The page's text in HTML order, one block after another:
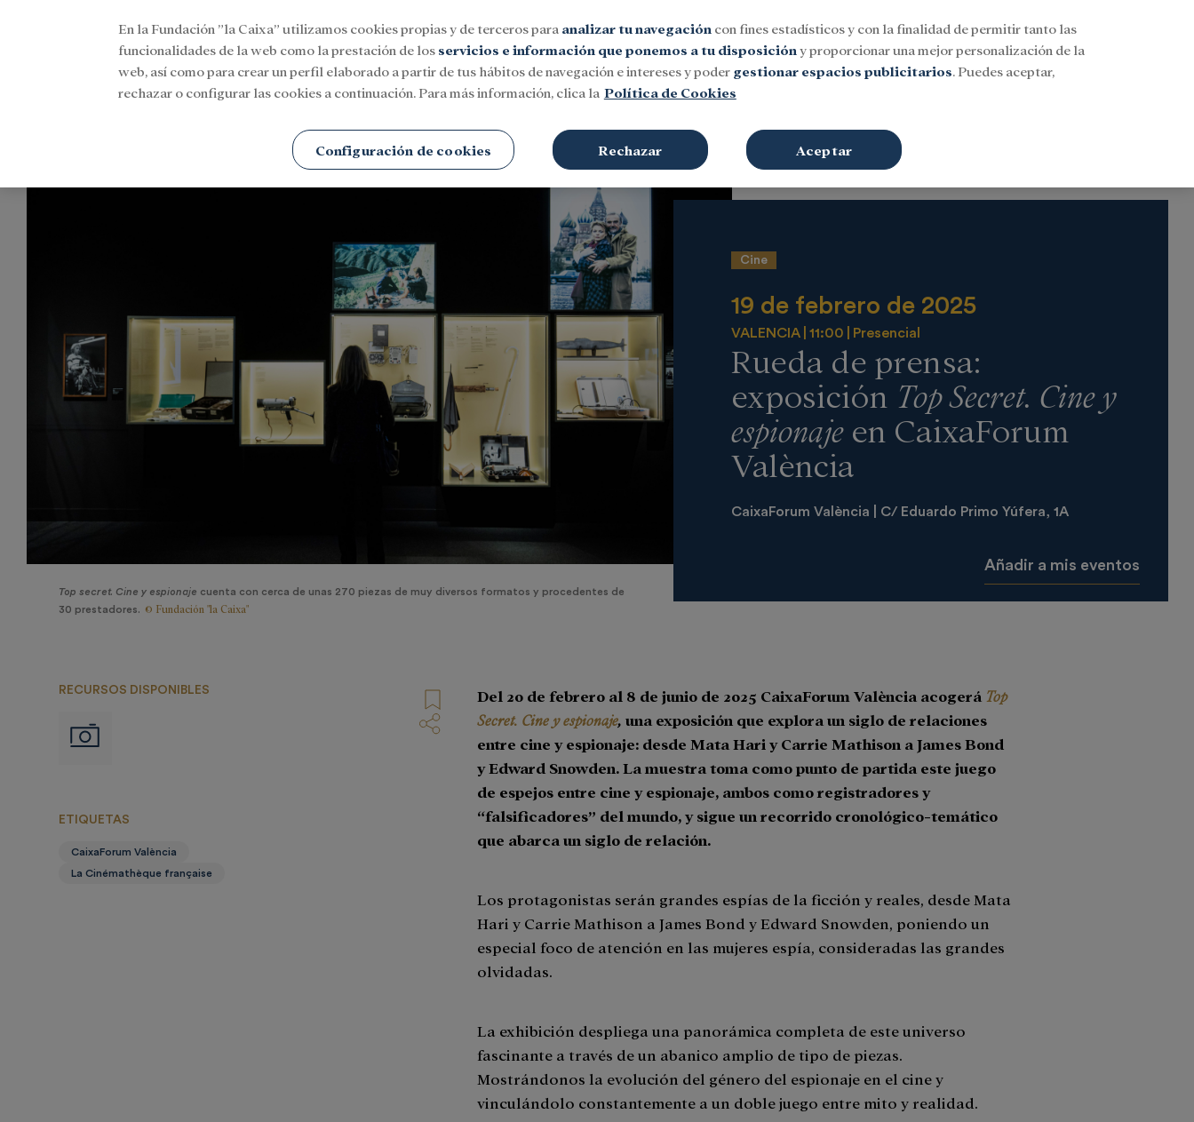
Iniciar sesión Buscar
SocialInvestigación y becasCultura
Top secret. Cine y espionaje cuenta con cerca de unas 270 piezas de muy diversos formatos y procedentes de
30 prestadores. © Fundación "la Caixa"
Cine
19 de febrero de 2025
VALENCIA 11:00 Presencial
Rueda de prensa:
exposición Top Secret. Cine y
espionajeen CaixaForum
València
CaixaForum València | C/ Eduardo Primo Yúfera, 1A
Añadir a mis eventos
RECURSOS DISPONIBLES
Imágenes
Del 20 de febrero al 8 de junio de 2025 CaixaForum València acogerá Top
Secret. Cine y espionaje, una exposición que explora un siglo de relaciones
entre cine y espionaje: desde Mata Hari y Carrie Mathison a James Bond
y Edward Snowden. La muestra toma como punto de partida este juego
de espejos entre cine y espionaje, ambos como registradores y
“falsificadores” del mundo, y sigue un recorrido cronológico-temático
que abarca un siglo de relación.
Los protagonistas serán grandes espías de la ficción y reales, desde Mata
Hari y Carrie Mathison a James Bond y Edward Snowden, poniendo un
especial foco de atención en las mujeres espía, consideradas las grandes
olvidadas.
La exhibición despliega una panorámica completa de este universo
fascinante a través de un abanico amplio de tipo de piezas.
Mostrándonos la evolución del género del espionaje en el cine y
vinculándolo constantemente a un doble juego entre mito y realidad.
ETIQUETAS
CaixaForum València
La Cinémathèque française
En la Fundación ”la Caixa” utilizamos cookies propias y de terceros para analizar tu navegación con fines estadísticos y con la finalidad de permitir tanto las
funcionalidades de la web como la prestación de los servicios e información que ponemos a tu disposición y proporcionar una mejor personalización de la
web, así como para crear un perfil elaborado a partir de tus hábitos de navegación e intereses y poder gestionar espacios publicitarios. Puedes aceptar,
rechazar o configurar las cookies a continuación. Para más información, clica la Política de Cookies
Configuración de cookies Rechazar Aceptar